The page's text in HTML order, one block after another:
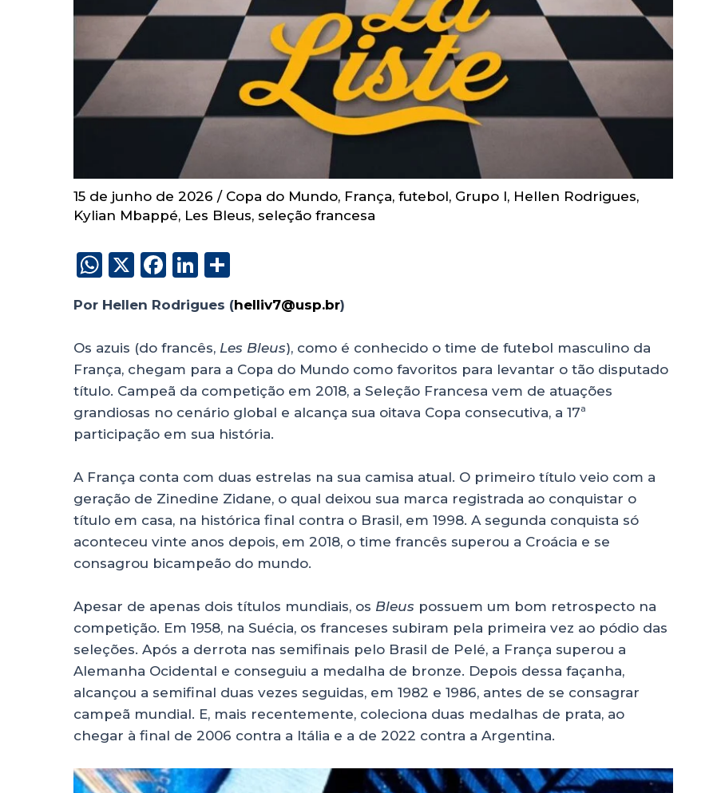
15 de junho de 2026 / Copa do Mundo, França, futebol, Grupo I, Hellen Rodrigues,
Kylian Mbappé, Les Bleus, seleção francesa
W
a
ts
A
p
p
X
F
c
e
b
o
o
k
Li
k
e
dI
n
a
re
Por Hellen Rodrigues (helliv7@usp.br)
Os azuis (do francês, Les Bleus), como é conhecido o time de futebol masculino da
França, chegam para a Copa do Mundo como favoritos para levantar o tão disputado
título. Campeã da competição em 2018, a Seleção Francesa vem de atuações
grandiosas no cenário global e alcança sua oitava Copa consecutiva, a 17ª
participação em sua história.
A França conta com duas estrelas na sua camisa atual. O primeiro título veio com a
geração de Zinedine Zidane, o qual deixou sua marca registrada ao conquistar o
título em casa, na histórica final contra o Brasil, em 1998. A segunda conquista só
aconteceu vinte anos depois, em 2018, o time francês superou a Croácia e se
consagrou bicampeão do mundo.
Apesar de apenas dois títulos mundiais, os Bleus possuem um bom retrospecto na
competição. Em 1958, na Suécia, os franceses subiram pela primeira vez ao pódio das
seleções. Após a derrota nas semifinais pelo Brasil de Pelé, a França superou a
Alemanha Ocidental e conseguiu a medalha de bronze. Depois dessa façanha,
alcançou a semifinal duas vezes seguidas, em 1982 e 1986, antes de se consagrar
campeã mundial. E, mais recentemente, coleciona duas medalhas de prata, ao
chegar à final de 2006 contra a Itália e a de 2022 contra a Argentina.